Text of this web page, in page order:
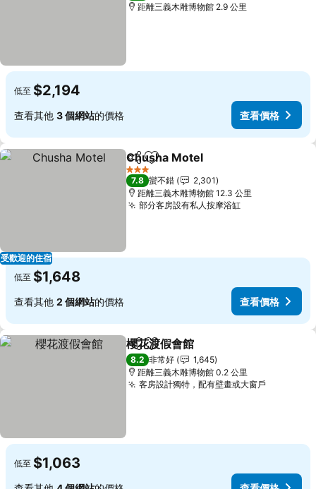
距離三義木雕博物館 2.9 公里
低至 $2,194
查看其他 3 個網站的價格 查看價格
受歡迎的住宿
分享 加入我的最愛
Chusha Motel
3 星級
7.8 蠻不錯
2,301
距離三義木雕博物館 12.3 公里
部分客房設有私人按摩浴缸查看價格
低至 $1,648
查看其他 2 個網站的價格 查看價格
分享 加入我的最愛
櫻花渡假會館
8.2 非常好
1,645
距離三義木雕博物館 0.2 公里
客房設計獨特，配有壁畫或大窗戶
低至 $1,063